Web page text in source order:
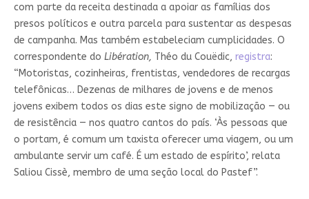
com parte da receita destinada a apoiar as famílias dos
presos políticos e outra parcela para sustentar as despesas
de campanha. Mas também estabeleciam cumplicidades. O
correspondente do Libération, Théo du Couëdic, registra:
“Motoristas, cozinheiras, frentistas, vendedores de recargas
telefônicas… Dezenas de milhares de jovens e de menos
jovens exibem todos os dias este signo de mobilização — ou
de resistência — nos quatro cantos do país. ‘Às pessoas que
o portam, é comum um taxista oferecer uma viagem, ou um
ambulante servir um café. É um estado de espírito’, relata
Saliou Cissè, membro de uma seção local do Pastef”.